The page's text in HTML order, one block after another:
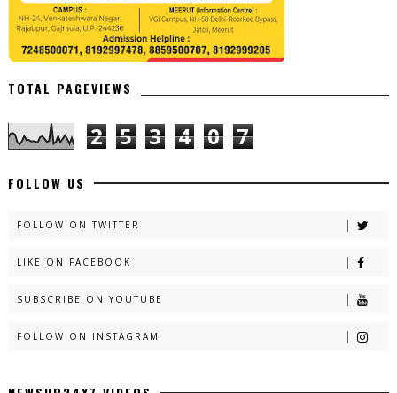
TOTAL PAGEVIEWS
2 5 3 4 0 7
FOLLOW US
FOLLOW ON TWITTER
LIKE ON FACEBOOK
SUBSCRIBE ON YOUTUBE
FOLLOW ON INSTAGRAM